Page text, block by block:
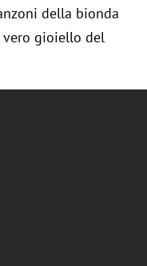
della bionda
vero gioiello del